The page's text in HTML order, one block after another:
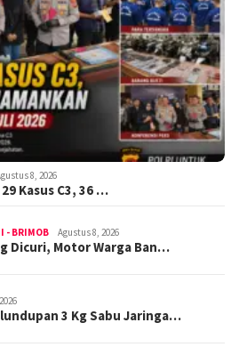
8, 2026
Kasus C3, 36 …
- BRIMOB Agustus 8, 2026
Dicuri, Motor Warga Ban…
3 Kg Sabu Jaringa…